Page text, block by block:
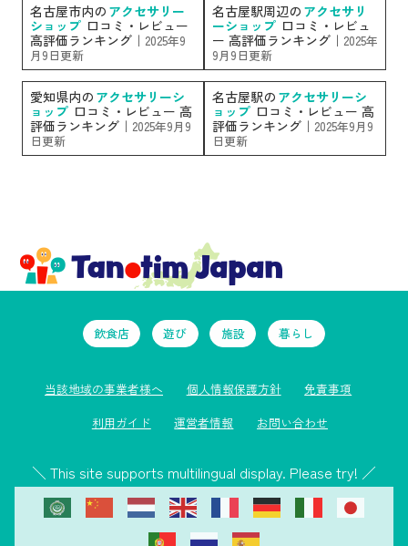
名古屋市内の アクセサリー
ショップ 口コミ・レビュー
高評価ランキング｜ 2025年9
月9日更新
名古屋駅周辺の アクセサリ
ーショップ 口コミ・レビュ
ー 高評価ランキング｜ 2025年
9月9日更新
愛知県内の アクセサリーシ
ョップ 口コミ・レビュー 高
評価ランキング｜ 2025年9月9
日更新
名古屋駅の アクセサリーシ
ョップ 口コミ・レビュー 高
評価ランキング｜ 2025年9月9
日更新
飲食店 遊び 施設 暮らし
当該地域の事業者様へ 個人情報保護方針
免責事項
利用ガイド
運営者情報 お問い合わせ
＼ This site supports multilingual display. Please try! ／